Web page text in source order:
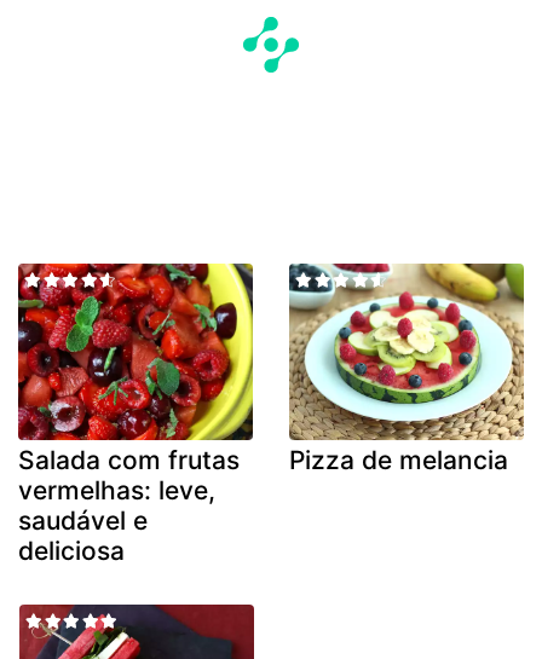
Salada com frutas
vermelhas: leve,
saudável e
deliciosa
Pizza de melancia